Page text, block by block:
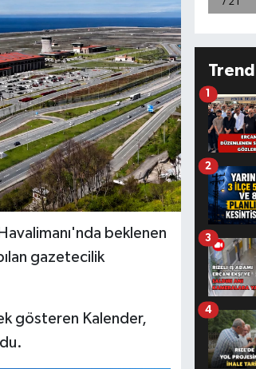
beklenen
gazetecilik
gösteren Kalender,
1
2
3
4